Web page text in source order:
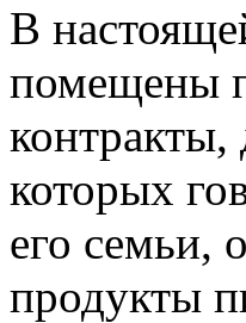
В
помещены
которых
его семьи,
продукты